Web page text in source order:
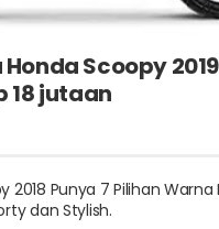
Scoopy 2019
18 jutaan
2018 Punya 7 Pilihan
dan Stylish.